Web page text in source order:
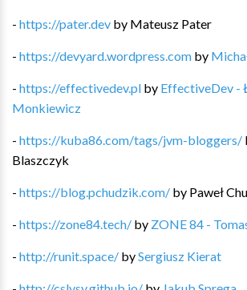
- https://pater.dev by Mateusz Pater
- https://devyard.wordpress.com by
- https://effectivedev.pl by EffectiveDev -
Monkiewicz
- https://kuba86.com/tags/jvm-bloggers/
Blaszczyk
- https://blog.pchudzik.com/ by Paweł
- https://zone84.tech/ by ZONE 84 -
- http://runit.space/ bySergiusz Kierat